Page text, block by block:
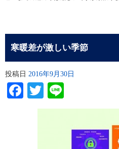
寒暖差が激しい季節
投稿日 2016年9月30日
Facebook
Twitter